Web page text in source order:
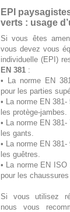
EPI
verts : usage
Si vous êtes
vous devez vous
individuelle (EPI)
EN 381 :
• La norme EN
pour les parties
• La norme EN
les protège-jambes.
• La norme EN
les gants.
• La norme EN
les guêtres.
• La norme EN ISO
pour les
Si vous utilisez
nous vous